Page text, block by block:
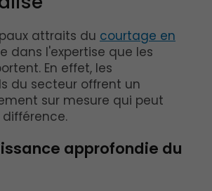
attraits du courtage en
dans l'expertise que les
En effet, les
du secteur offrent un
sur mesure qui peut
approfondie du